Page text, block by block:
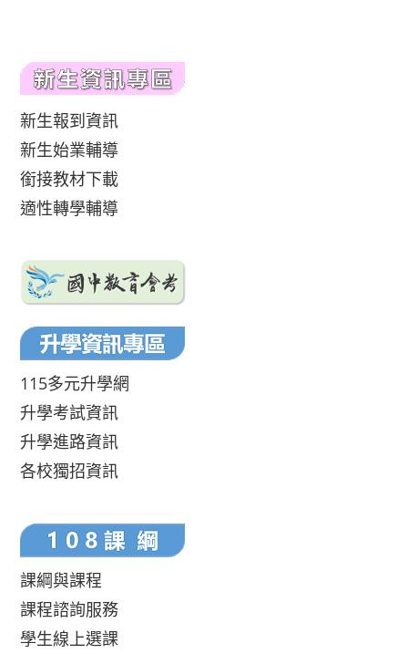
新生報到資訊
新生始業輔導
銜接教材下載
適性轉學輔導
115多元升學網
升學考試資訊
升學進路資訊
各校獨招資訊
課綱與課程
課程諮詢服務
學生線上選課